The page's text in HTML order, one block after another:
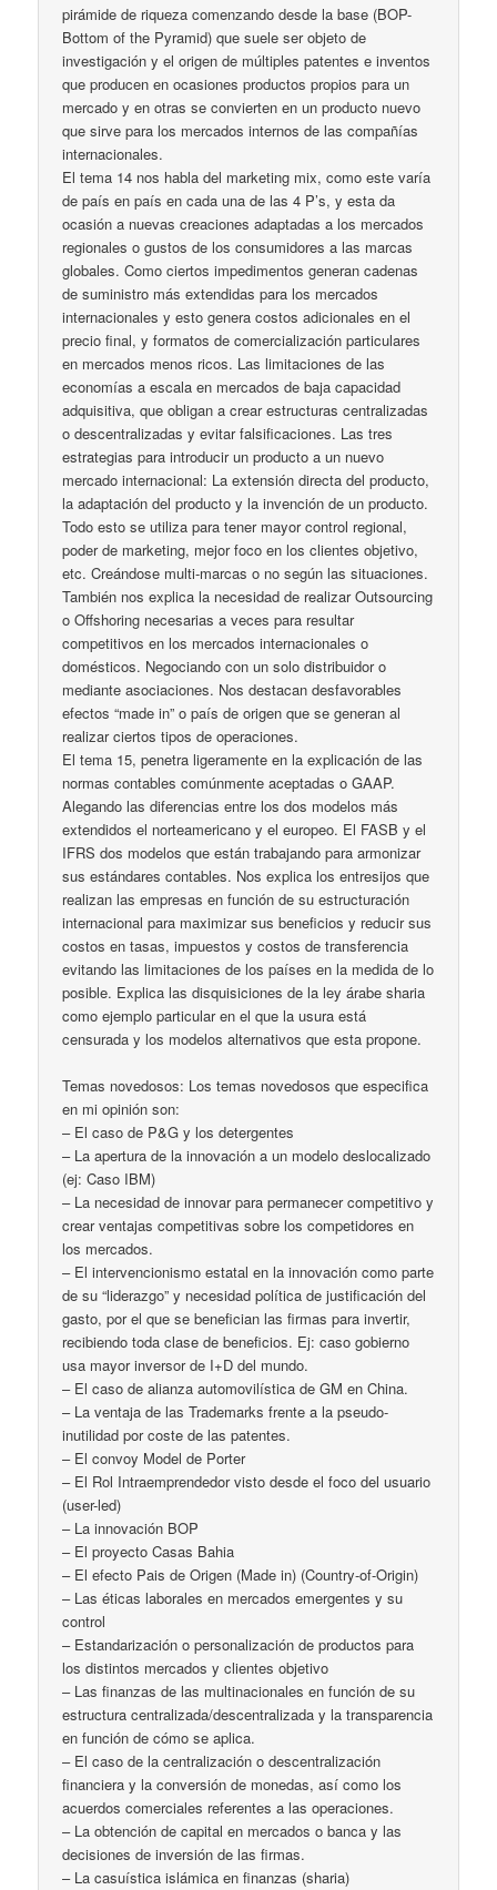
pirámide de riqueza comenzando desde la base (BOP-
Bottom of the Pyramid) que suele ser objeto de
investigación y el origen de múltiples patentes e inventos
que producen en ocasiones productos propios para un
mercado y en otras se convierten en un producto nuevo
que sirve para los mercados internos de las compañías
internacionales.
El tema 14 nos habla del marketing mix, como este varía
de país en país en cada una de las 4 P’s, y esta da
ocasión a nuevas creaciones adaptadas a los mercados
regionales o gustos de los consumidores a las marcas
globales. Como ciertos impedimentos generan cadenas
de suministro más extendidas para los mercados
internacionales y esto genera costos adicionales en el
precio final, y formatos de comercialización particulares
en mercados menos ricos. Las limitaciones de las
economías a escala en mercados de baja capacidad
adquisitiva, que obligan a crear estructuras centralizadas
o descentralizadas y evitar falsificaciones. Las tres
estrategias para introducir un producto a un nuevo
mercado internacional: La extensión directa del producto,
la adaptación del producto y la invención de un producto.
Todo esto se utiliza para tener mayor control regional,
poder de marketing, mejor foco en los clientes objetivo,
etc. Creándose multi-marcas o no según las situaciones.
También nos explica la necesidad de realizar Outsourcing
o Offshoring necesarias a veces para resultar
competitivos en los mercados internacionales o
domésticos. Negociando con un solo distribuidor o
mediante asociaciones. Nos destacan desfavorables
efectos “made in” o país de origen que se generan al
realizar ciertos tipos de operaciones.
El tema 15, penetra ligeramente en la explicación de las
normas contables comúnmente aceptadas o GAAP.
Alegando las diferencias entre los dos modelos más
extendidos el norteamericano y el europeo. El FASB y el
IFRS dos modelos que están trabajando para armonizar
sus estándares contables. Nos explica los entresijos que
realizan las empresas en función de su estructuración
internacional para maximizar sus beneficios y reducir sus
costos en tasas, impuestos y costos de transferencia
evitando las limitaciones de los países en la medida de lo
posible. Explica las disquisiciones de la ley árabe sharia
como ejemplo particular en el que la usura está
censurada y los modelos alternativos que esta propone.
Temas novedosos: Los temas novedosos que especifica
en mi opinión son:
– El caso de P&G y los detergentes
– La apertura de la innovación a un modelo deslocalizado
(ej: Caso IBM)
– La necesidad de innovar para permanecer competitivo y
crear ventajas competitivas sobre los competidores en
los mercados.
– El intervencionismo estatal en la innovación como parte
de su “liderazgo” y necesidad política de justificación del
gasto, por el que se benefician las firmas para invertir,
recibiendo toda clase de beneficios. Ej: caso gobierno
usa mayor inversor de I+D del mundo.
– El caso de alianza automovilística de GM en China.
– La ventaja de las Trademarks frente a la pseudo-
inutilidad por coste de las patentes.
– El convoy Model de Porter
– El Rol Intraemprendedor visto desde el foco del usuario
(user-led)
– La innovación BOP
– El proyecto Casas Bahia
– El efecto Pais de Origen (Made in) (Country-of-Origin)
– Las éticas laborales en mercados emergentes y su
control
– Estandarización o personalización de productos para
los distintos mercados y clientes objetivo
– Las finanzas de las multinacionales en función de su
estructura centralizada/descentralizada y la transparencia
en función de cómo se aplica.
– El caso de la centralización o descentralización
financiera y la conversión de monedas, así como los
acuerdos comerciales referentes a las operaciones.
– La obtención de capital en mercados o banca y las
decisiones de inversión de las firmas.
– La casuística islámica en finanzas (sharia)